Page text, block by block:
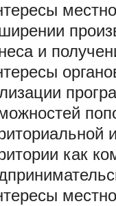
и
как